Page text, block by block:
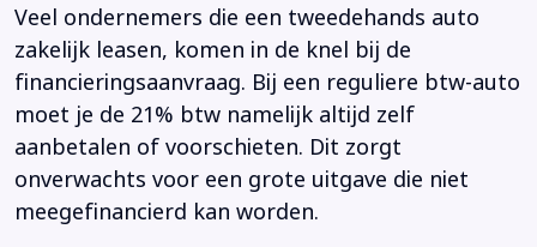
Veel ondernemers die een tweedehands auto
zakelijk leasen, komen in de knel bij de
financieringsaanvraag. Bij een reguliere btw-auto
moet je de 21% btw namelijk altijd zelf
aanbetalen of voorschieten. Dit zorgt
onverwachts voor een grote uitgave die niet
meegefinancierd kan worden.